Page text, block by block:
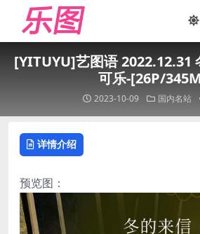
[YITUYU]艺图语 2022.12.31
可乐-[26P/
2023-10-09 国内名站
详情介绍
预览图：